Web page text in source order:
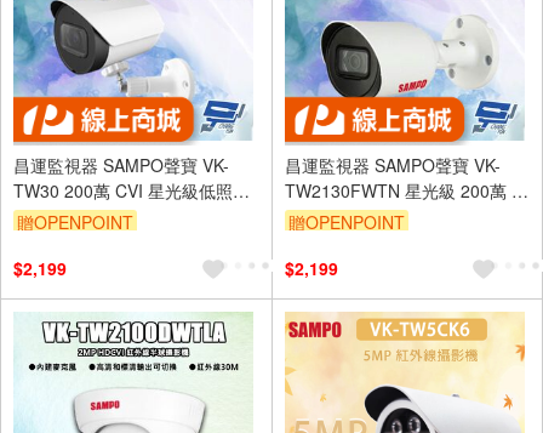
昌運監視器 SAMPO聲寶 VK-
TW30 200萬 CVI 星光級低照度
紅外線攝影機 (以替代款出貨)
贈OPENPOINT
$2,199
昌運監視器 SAMPO聲寶 VK-
TW2130FWTN 星光級 200萬 四
合一 紅外線攝影機 (以替代款出
贈OPENPOINT
$2,199